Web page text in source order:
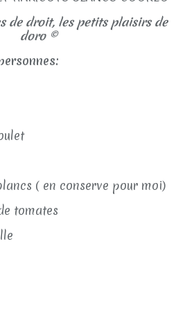
de droit, les petits plaisirs de
doro ©
( en conserve pour moi)
tomates